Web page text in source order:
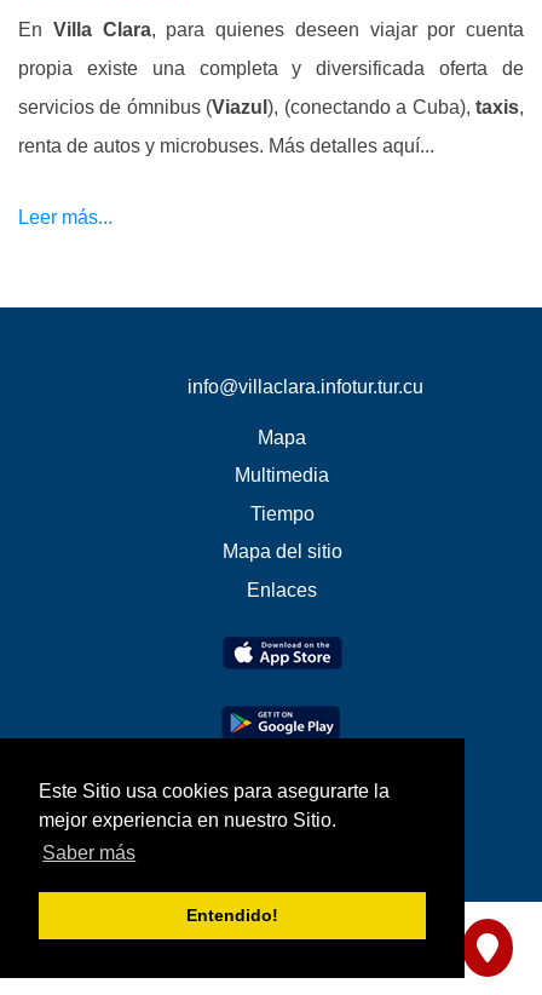
Este Sitio usa cookies para asegurarte la
mejor experiencia en nuestro Sitio.
Saber más
Entendido!
Compártanos su opinión
En Villa Clara, para quienes deseen viajar por cuenta
propia existe una completa y diversificada oferta de
servicios de ómnibus (Viazul), (conectando a Cuba),taxis,
renta de autos y microbuses. Más detalles aquí...
Leer más...
info@villaclara.infotur.tur.cu
Mapa
Multimedia
Tiempo
Mapa del sitio
Enlaces